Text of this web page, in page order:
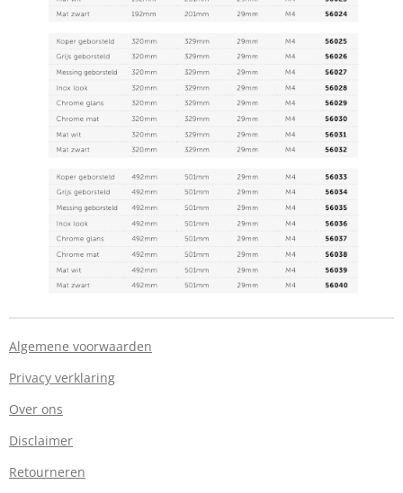
Algemene voorwaarden
Privacy verklaring
Over ons
Disclaimer
Retourneren